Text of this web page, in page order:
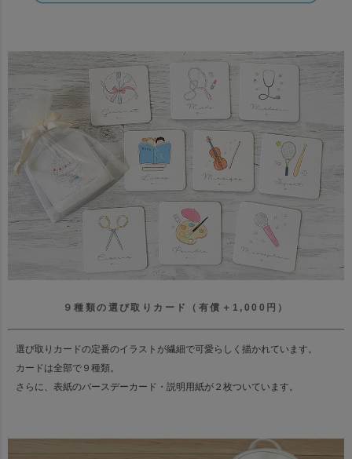
９種類の選び取りカード（有償＋1,000円）
選び取りカードの定番のイラストが繊細で可愛らしく描かれています。
カードは全部で９種類。
さらに、表紙のバースデーカード・説明用紙が２枚ついています。